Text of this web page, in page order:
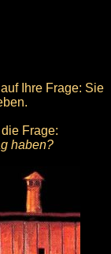
Ihre Frage: Sie
Frage:
haben?